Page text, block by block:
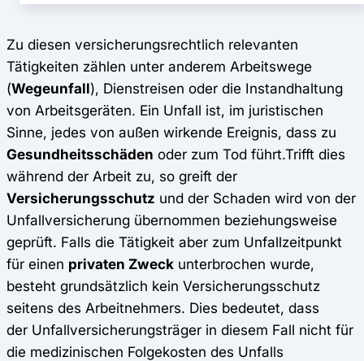
Zu diesen versicherungsrechtlich relevanten
Tätigkeiten zählen unter anderem Arbeitswege
(Wegeunfall), Dienstreisen oder die Instandhaltung
von Arbeitsgeräten. Ein Unfall ist, im juristischen
Sinne, jedes von außen wirkende Ereignis, dass zu
Gesundheitsschäden oder zum Tod führt.Trifft dies
während der Arbeit zu, so greift der
Versicherungsschutz und der Schaden wird von der
Unfallversicherung übernommen beziehungsweise
geprüft. Falls die Tätigkeit aber zum Unfallzeitpunkt
für einen privaten Zweck unterbrochen wurde,
besteht grundsätzlich kein Versicherungsschutz
seitens des Arbeitnehmers. Dies bedeutet, dass
der Unfallversicherungsträger in diesem Fall nicht für
die medizinischen Folgekosten des Unfalls